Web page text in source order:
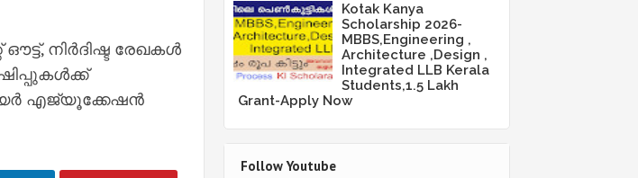
നിർദിഷ്ട രേഖകള്‍
എജ്യൂക്കേഷൻ
Kotak Kanya
Scholarship 2026-
MBBS,Engineering ,
Architecture ,Design ,
Integrated LLB Kerala
Students,1.5 Lakh
Grant-Apply Now
Follow Youtube